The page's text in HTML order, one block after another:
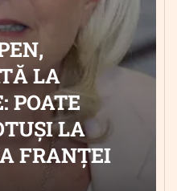
LA
POATE
LA
FRANȚEI